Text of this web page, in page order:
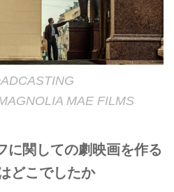
MAE FILMS
に関しての劇映画を作る
どこでしたか